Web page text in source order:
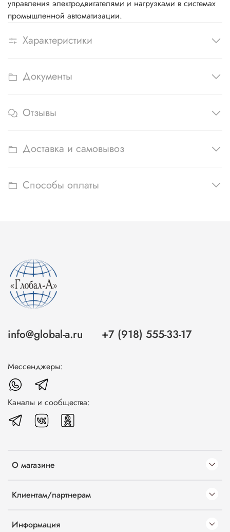
управления электродвигателями и нагрузками в системах
промышленной автоматизации.
Характеристики
Документы
Отзывы
Доставка и самовывоз
Способы оплаты
О магазине
Клиентам/партнерам
Информация
info@global-a.ru +7 (918) 555-33-17
Мессенджеры:
Каналы и сообщества: